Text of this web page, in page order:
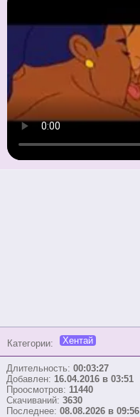
Категории: Хентай
Длительность: 00:03:27
Добавлен: 16.04.2016 в 03:51
Проосмотров: 11440
Скачиваний: 3630
Последнее: 08.08.2026 в 09:56